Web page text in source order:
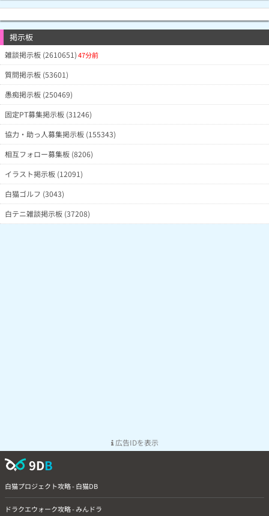
掲示板
雑談掲示板 (2610651)47分前
質問掲示板 (53601)
愚痴掲示板 (250469)
固定PT募集掲示板 (31246)
協力・助っ人募集掲示板 (155343)
相互フォロー募集板 (8206)
イラスト掲示板 (12091)
白猫ゴルフ (3043)
白テニ雑談掲示板 (37208)
広告IDを表示
9DB
白猫プロジェクト攻略 - 白猫DB
ドラクエウォーク攻略 - みんドラ